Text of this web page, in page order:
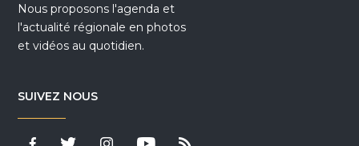
Nous proposons l'agenda et
l'actualité régionale en photos
et vidéos au quotidien.
SUIVEZ NOUS